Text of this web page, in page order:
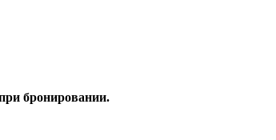
бронировании.